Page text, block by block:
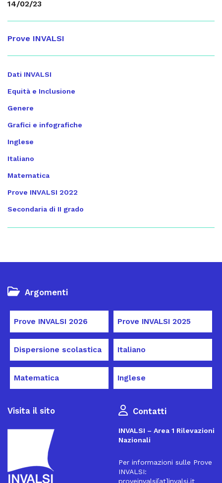
14/02/23
Prove INVALSI
Dati INVALSI
Equità e Inclusione
Genere
Grafici e infografiche
Inglese
Italiano
Matematica
Prove INVALSI 2022
Secondaria di II grado
Argomenti
Prove INVALSI 2026 Prove INVALSI 2025
Dispersione scolastica Italiano
Matematica Inglese
Visita il sito Contatti
INVALSI – Area 1 Rilevazioni
Nazionali
Per informazioni sulle Prove
INVALSI:
proveinvalsi[at]invalsi.it